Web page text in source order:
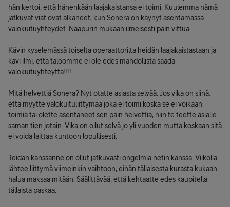
hän kertoi, että hänenkään laajakaistansa ei toimi. Kuulemma nämä
jatkuvat viat ovat alkaneet, kun Sonera on käynyt asentamassa
valokuituyhteydet. Naapurin mukaan ilmeisesti päin vittua.
Kävin kyselemässä toiselta operaattorilta heidän laajakaistastaan ja
kävi ilmi, että taloomme ei ole edes mahdollista saada
valokuituyhteyttä!!!!
Mitä helvettiä Sonera? Nyt otatte asiasta selvää. Jos vika on siinä,
että myytte valokuituliittymää joka ei toimi koska se ei voikaan
toimia tai olette asentaneet sen päin helvettiä, niin te teette asialle
saman tien jotain. Vika on ollut selvä jo yli vuoden mutta koskaan sitä
ei voida laittaa kuntoon lopullisesti.
Teidän kanssanne on ollut jatkuvasti ongelmia netin kanssa. Viikolla
lähtee liittymä viimeinkin vaihtoon, eihän tällaisesta kurasta kukaan
halua maksaa mitään. Säälittävää, että kehtaatte edes kaupitella
tällaista paskaa.